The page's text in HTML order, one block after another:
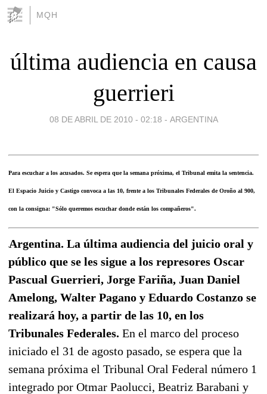
MQH
última audiencia en causa
guerrieri
08 DE ABRIL DE 2010 - 02:18 - ARGENTINA
Para escuchar a los acusados. Se espera que la semana próxima, el Tribunal emita la sentencia.
El Espacio Juicio y Castigo convoca a las 10, frente a los Tribunales Federales de Oroño al 900,
con la consigna: "Sólo queremos escuchar donde están los compañeros".
Argentina. La última audiencia del juicio oral y
público que se les sigue a los represores Oscar
Pascual Guerrieri, Jorge Fariña, Juan Daniel
Amelong, Walter Pagano y Eduardo Costanzo se
realizará hoy, a partir de las 10, en los
Tribunales Federales. En el marco del proceso
iniciado el 31 de agosto pasado, se espera que la
semana próxima el Tribunal Oral Federal número 1
integrado por Otmar Paolucci, Beatriz Barabani y